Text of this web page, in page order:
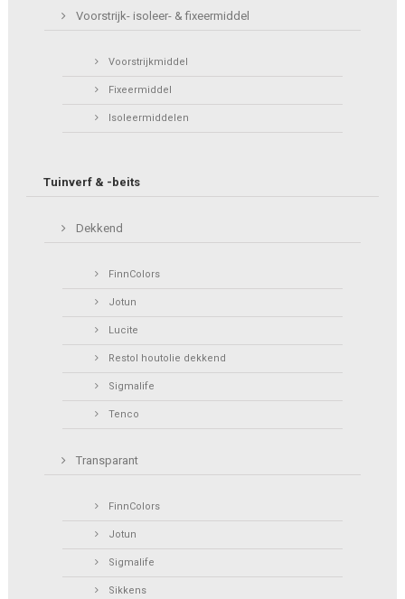
Voorstrijk- isoleer- & fixeermiddel
Voorstrijkmiddel
Fixeermiddel
Isoleermiddelen
Tuinverf & -beits
Dekkend
FinnColors
Jotun
Lucite
Restol houtolie dekkend
Sigmalife
Tenco
Transparant
FinnColors
Jotun
Sigmalife
Sikkens